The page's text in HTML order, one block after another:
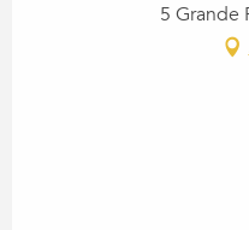
5 Grande